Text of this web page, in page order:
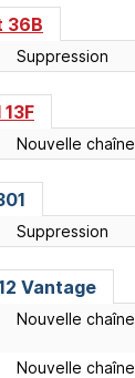
36B
Suppression
Nouvelle chaîne
Suppression
Vantage
Nouvelle chaîne
Nouvelle chaîne